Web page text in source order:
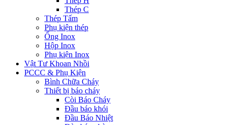
Thép C
Thép Tấm
Phụ kiện thép
Ống Inox
Hộp Inox
Phụ kiện Inox
Vật Tư Khoan Nhồi
PCCC & Phụ Kiện
Bình Chữa Cháy
Thiết bị báo cháy
Còi Báo Cháy
Đầu báo khói
Đầu Báo Nhiệt